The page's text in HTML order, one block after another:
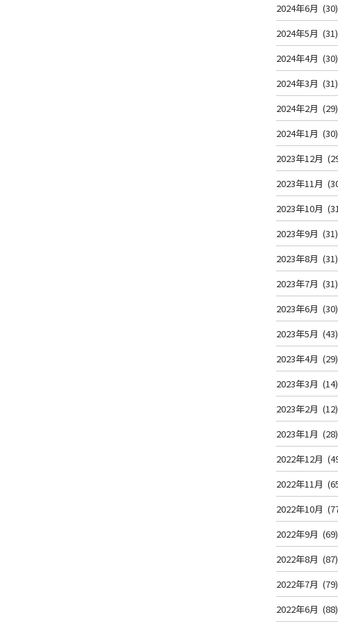
2024年6月 (30)
2024年5月 (31)
2024年4月 (30)
2024年3月 (31)
2024年2月 (29)
2024年1月 (30)
2023年12月
2023年11月
2023年10月
2023年9月 (31)
2023年8月 (31)
2023年7月 (31)
2023年6月 (30)
2023年5月 (43)
2023年4月 (29)
2023年3月 (14)
2023年2月 (12)
2023年1月 (28)
2022年12月
2022年11月
2022年10月
2022年9月 (69)
2022年8月 (87)
2022年7月 (79)
2022年6月 (88)